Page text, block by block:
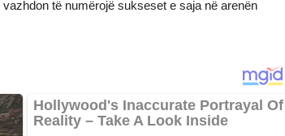
të numërojë sukseset e saja në arenën